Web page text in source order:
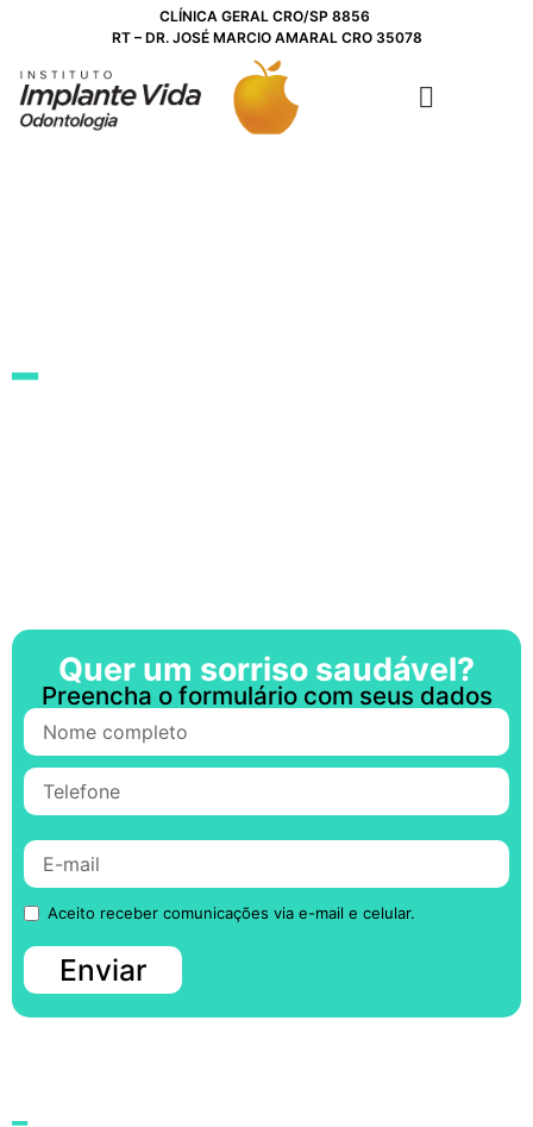
CLÍNICA GERAL CRO/SP 8856
RT – DR. JOSÉ MARCIO AMARAL CRO 35078
Quer um sorriso saudável?
Preencha o formulário com seus dados
Aceito receber comunicações via e-mail e celular.
Enviar